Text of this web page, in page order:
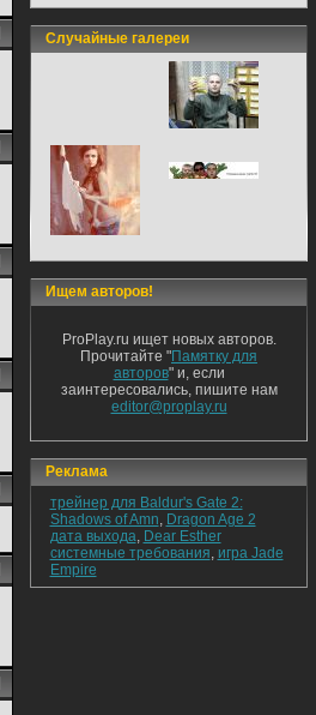
Случайные галереи
Ищем авторов!
ProPlay.ru ищет новых авторов.
Прочитайте "Памятку для
авторов" и, если
заинтересовались, пишите нам
editor@proplay.ru
Реклама
трейнер для Baldur's Gate 2:
Shadows of Amn, Dragon Age 2
дата выхода, Dear Esther
системные требования, игра Jade
Empire